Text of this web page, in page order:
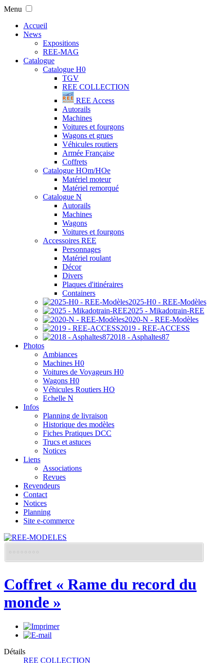
Menu
Accueil
News
Expositions
REE-MAG
Catalogue
Catalogue H0
TGV
REE COLLECTION
REE Access
Autorails
Machines
Voitures et fourgons
Wagons et grues
Véhicules routiers
Armée Française
Coffrets
Catalogue HOm/HOe
Matériel moteur
Matériel remorqué
Catalogue N
Autorails
Machines
Wagons
Voitures et fourgons
Accessoires REE
Personnages
Matériel roulant
Décor
Divers
Plaques d'itinéraires
Containers
2025-H0 - REE-Modèles
2025 - Mikadotrain-REE
2020-N - REE-Modèles
2019 - REE-ACCESS
2018 - Asphaltes87
Photos
Ambiances
Machines H0
Voitures de Voyageurs H0
Wagons H0
Véhicules Routiers HO
Echelle N
Infos
Planning de livraison
Historique des modèles
Fiches Pratiques DCC
Trucs et astuces
Notices
Liens
Associations
Revues
Revendeurs
Contact
Notices
Planning
Site e-commerce
Coffret « Rame du record du
monde »
Détails
REE COLLECTION